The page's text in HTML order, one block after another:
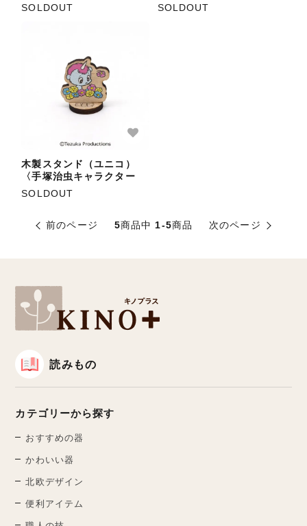
ズ〉
SOLDOUT
SOLDOUT
木製スタンド（ユニコ）
〈手塚治虫キャラクター
ズ〉
SOLDOUT
前のページ 5商品中 1-5商品 次のページ
読みもの
カテゴリーから探す
おすすめの器
かわいい器
北欧デザイン
便利アイテム